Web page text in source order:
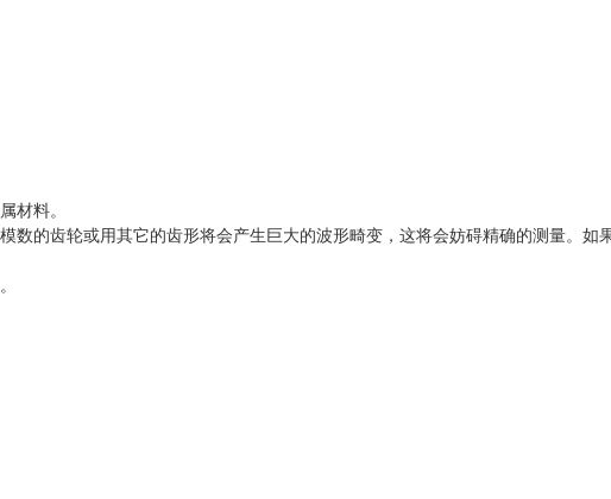
材料。
数的齿轮或用其它的齿形将会产生巨大的波形畸变，这将会妨碍精确的测量。如